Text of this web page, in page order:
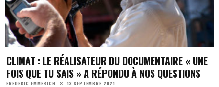
CLIMAT : LE RÉALISATEUR DU DOCUMENTAIRE « UNE
FOIS QUE TU SAIS » A RÉPONDU À NOS QUESTIONS
FREDERIC EMMERICH 13 SEPTEMBRE 2021